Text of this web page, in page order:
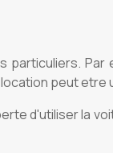
peut
d'utiliser la